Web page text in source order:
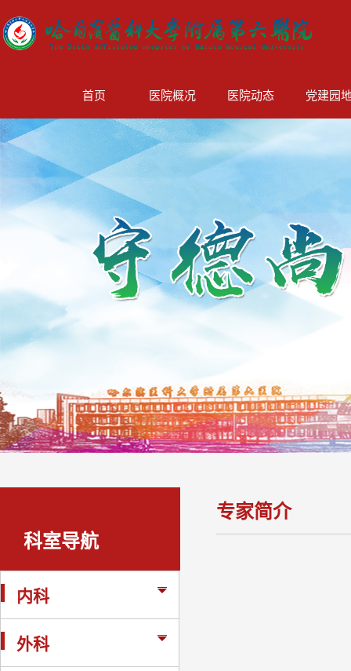
首页 医院概况 医院动态 党建园
科室导航
内科
外科
专家简介